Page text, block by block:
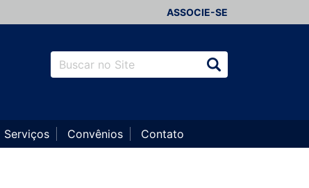
ASSOCIE-SE
Serviços Convênios Contato